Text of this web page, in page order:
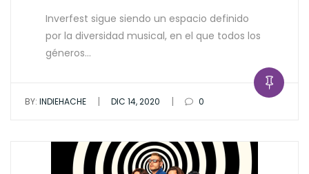
Inverfest sigue siendo un espacio definido
por la diversidad musical, en el que todos los
géneros…
BY: INDIEHACHE | DIC 14, 2020 | 0